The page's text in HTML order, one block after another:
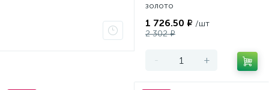
золото
1 726.50 ₽ /шт
2 302 ₽
- +